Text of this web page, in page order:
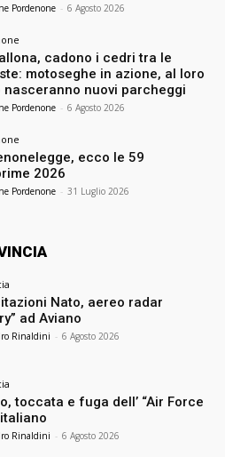
Pordenone - 6 Agosto 2026
cadono i cedri tra le
motoseghe in azione, al loro
nasceranno nuovi parcheggi
Pordenone - 6 Agosto 2026
ecco le 59
2026
Pordenone - 31 Luglio 2026
Nato, aereo radar
ad Aviano
Rinaldini - 6 Agosto 2026
toccata e fuga dell’ “Air Force
Rinaldini - 6 Agosto 2026